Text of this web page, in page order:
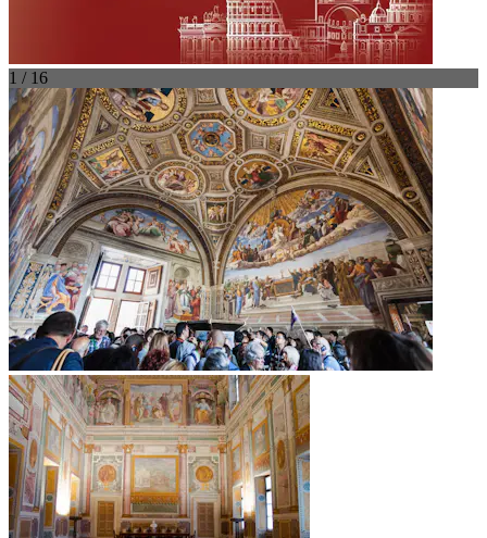
1 / 16